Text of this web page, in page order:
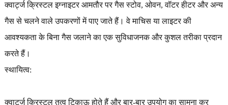
क्वार्ट्ज क्रिस्टल इग्नाइटर आमतौर पर गैस स्टोव, ओवन, वॉटर हीटर और अन्य
गैस से चलने वाले उपकरणों में पाए जाते हैं। वे माचिस या लाइटर की
आवश्यकता के बिना गैस जलाने का एक सुविधाजनक और कुशल तरीका प्रदान
करते हैं।
स्थायित्व:
क्वार्ट्ज क्रिस्टल तत्व टिकाऊ होते हैं और बार-बार उपयोग का सामना कर